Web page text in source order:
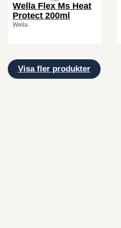
Wella Flex Ms Heat
Protect 200ml
Wella
Visa fler produkter